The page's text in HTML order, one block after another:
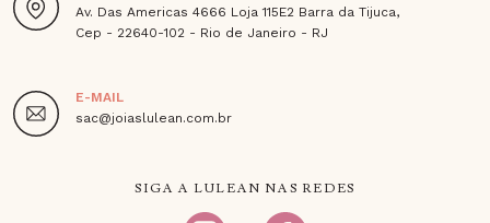
Av. Das Americas 4666 Loja 115E2 Barra da Tijuca,
Cep - 22640-102 - Rio de Janeiro - RJ
E-MAIL
sac@joiaslulean.com.br
SIGA A LULEAN NAS REDES